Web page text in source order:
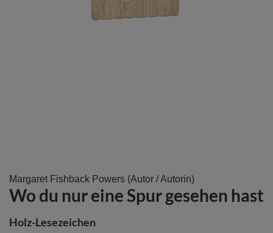
Margaret Fishback Powers (Autor / Autorin)
Wo du nur eine Spur gesehen hast
Holz-Lesezeichen
Zum
Anfang
der
Bildergalerie